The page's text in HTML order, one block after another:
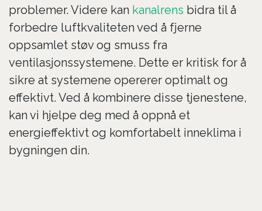
problemer. Videre kan kanalrens bidra til å
forbedre luftkvaliteten ved å fjerne
oppsamlet støv og smuss fra
ventilasjonssystemene. Dette er kritisk for å
sikre at systemene opererer optimalt og
effektivt. Ved å kombinere disse tjenestene,
kan vi hjelpe deg med å oppnå et
energieffektivt og komfortabelt inneklima i
bygningen din.